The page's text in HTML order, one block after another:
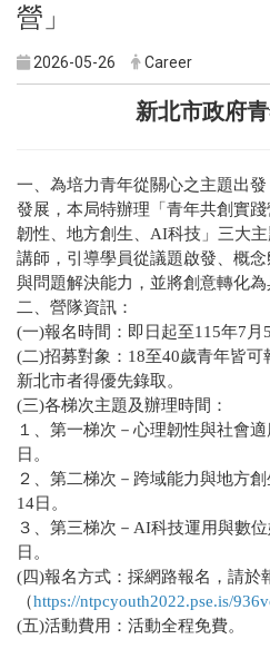
營」
2026-05-26 Career
新北市政府
一、為培力青年從關心之主題出
發展，本局特辦理「青年共創實
韌性、地方創生、AI科技」三大
講師，引導學員從議題啟發、概
與問題解決能力，並將創意轉化為
二、營隊資訊：
(一)報名時間：即日起至115年7月5
(二)招募對象：18至40歲青年皆
新北市者得優先錄取。
(三)各梯次主題及辦理時間：
１、第一梯次－心理韌性與社會
日。
２、第二梯次－跨域能力與地方
14日。
３、第三梯次－AI科技運用與數
日。
(四)報名方式：採網路報名，請於
（https://ntpcyouth2022.pse.is/
(五)活動費用：活動全程免費。